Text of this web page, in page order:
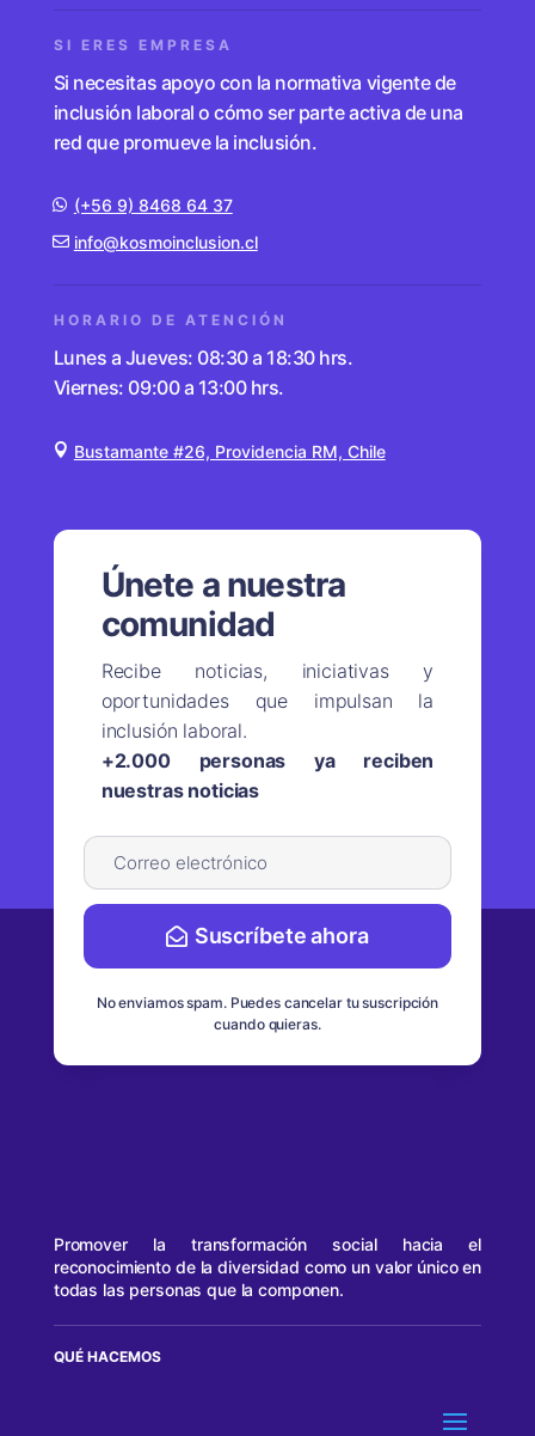
SI ERES EMPRESA
Si necesitas apoyo con la normativa vigente de
inclusión laboral o cómo ser parte activa de una
red que promueve la inclusión.
(+56 9) 8468 64 37
info@kosmoinclusion.cl
HORARIO DE ATENCIÓN
Lunes a Jueves: 08:30 a 18:30 hrs.
Viernes: 09:00 a 13:00 hrs.
Bustamante #26, Providencia RM, Chile
Únete a nuestra
comunidad
Recibe noticias, iniciativas y
oportunidades que impulsan la
inclusión laboral.
+2.000 personas ya reciben
nuestras noticias
Suscríbete ahora
No enviamos spam. Puedes cancelar tu suscripción
cuando quieras.
Promover la transformación social hacia el
reconocimiento de la diversidad como un valor único en
todas las personas que la componen.
QUÉ HACEMOS